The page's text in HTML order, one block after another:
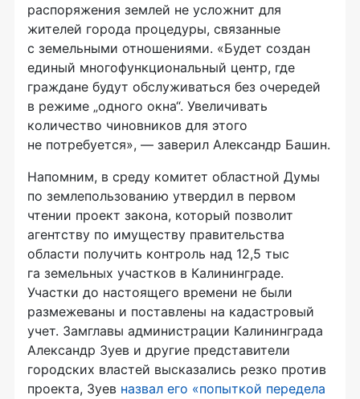
распоряжения землей не усложнит для
жителей города процедуры, связанные
с земельными отношениями. «Будет создан
единый многофункциональный центр, где
граждане будут обслуживаться без очередей
в режиме „одного окна“. Увеличивать
количество чиновников для этого
не потребуется», — заверил Александр Башин.
Напомним, в среду комитет областной Думы
по землепользованию утвердил в первом
чтении проект закона, который позволит
агентству по имуществу правительства
области получить контроль над 12,5 тыс
га земельных участков в Калининграде.
Участки до настоящего времени не были
размежеваны и поставлены на кадастровый
учет. Замглавы администрации Калининграда
Александр Зуев и другие представители
городских властей высказались резко против
проекта, Зуев назвал его «попыткой передела